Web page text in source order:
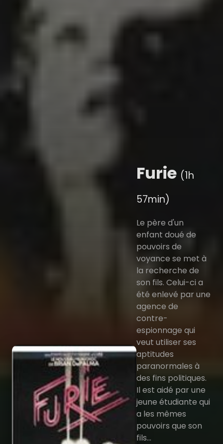
Furie (1h
57min)
Le père d'un
enfant doué de
pouvoirs de
voyance se met à
la recherche de
son fils. Celui-ci a
été enlevé par une
agence de
contre-
espionnage qui
veut utiliser ses
aptitudes
paranormales à
des fins politiques.
Il est aidé par une
jeune étudiante qui
a les mêmes
pouvoirs que son
fils...